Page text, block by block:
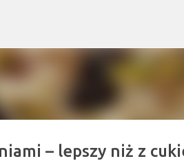
– lepszy niż z